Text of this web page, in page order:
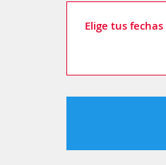
Elige tus fechas